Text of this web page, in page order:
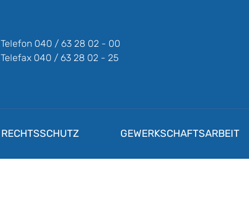
Telefon 040 / 63 28 02 - 00
Telefax 040 / 63 28 02 - 25
RECHTSSCHUTZ GEWERKSCHAFTSARBEIT